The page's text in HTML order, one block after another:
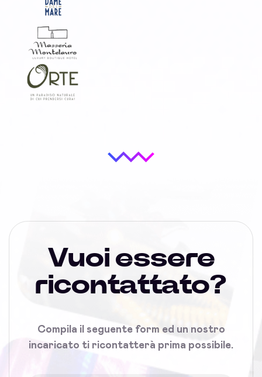
Vuoi essere
ricontattato?
Compila il seguente form ed un nostro
incaricato ti ricontatterà prima possibile.